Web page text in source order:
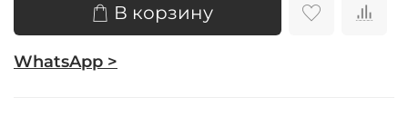
В корзину
WhatsApp >